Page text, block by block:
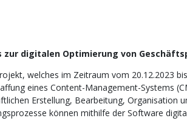
zur digitalen Optimierung von
welches im Zeitraum vom 20.12.2023
eines Content-Management-Systems
Erstellung, Bearbeitung, Organisation
können mithilfe der Software